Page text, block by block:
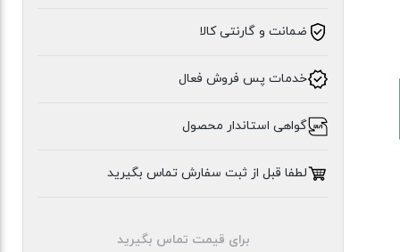
ایلیا
ضمانت و گارنتی کالا
خدمات پس فروش فعال
گواهی استاندار محصول
لطفا قبل از ثبت سفارش تماس بگیرید
برای قیمت تماس بگیرید